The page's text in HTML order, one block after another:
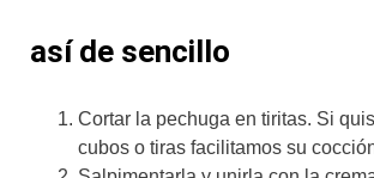
así de sencillo
Cortar la pechuga en tiritas. Si
cubos o tiras facilitamos su